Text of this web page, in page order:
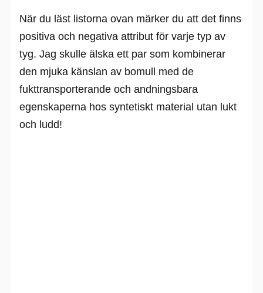
När du läst listorna ovan märker du att det finns
positiva och negativa attribut för varje typ av
tyg. Jag skulle älska ett par som kombinerar
den mjuka känslan av bomull med de
fukttransporterande och andningsbara
egenskaperna hos syntetiskt material utan lukt
och ludd!